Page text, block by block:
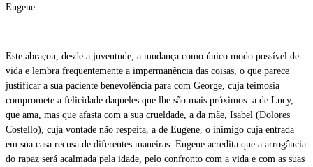
Eugene.
Este abraçou, desde a juventude, a mudança como único modo possível de
vida e lembra frequentemente a impermanência das coisas, o que parece
justificar a sua paciente benevolência para com George, cuja teimosia
compromete a felicidade daqueles que lhe são mais próximos: a de Lucy,
que ama, mas que afasta com a sua crueldade, a da mãe, Isabel (Dolores
Costello), cuja vontade não respeita, a de Eugene, o inimigo cuja entrada
em sua casa recusa de diferentes maneiras. Eugene acredita que a arrogância
do rapaz será acalmada pela idade, pelo confronto com a vida e com as suas